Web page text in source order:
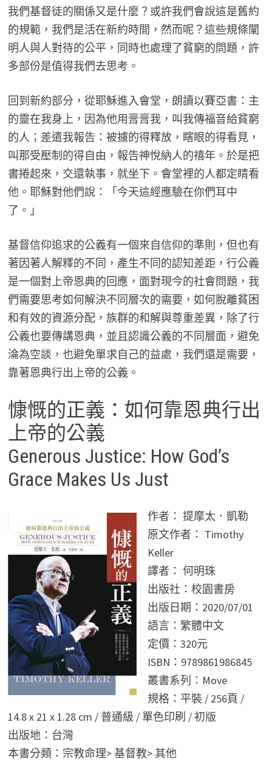
我們基督徒的關係又是什麼？或許我們會說這是舊約
的規範，我們是活在新約時間，然而呢？這些規條闡
明人與人對待的公平，同時也處理了貧窮的問題，許
多部份是值得我們去思考。
回到新約部分，從耶穌進入會堂，朗讀以賽亞書：主
的靈在我身上，因為他用膏膏我，叫我傳福音給貧窮
的人；差遣我報告：被擄的得釋放，瞎眼的得看見，
叫那受壓制的得自由，報告神悅納人的禧年。於是把
書捲起來，交還執事，就坐下。會堂裡的人都定睛看
他。耶穌對他們說：「今天這經應驗在你們耳中
了。」
基督信仰追求的公義有一個來自信仰的準則，但也有
著因著人解釋的不同，產生不同的認知差距，行公義
是一個對上帝恩典的回應，面對現今的社會問題，我
們需要思考如何解決不同層次的需要，如何脫離貧困
和有效的資源分配，族群的和解與尊重差異，除了行
公義也要傳講恩典，並且認識公義的不同層面，避免
淪為空談，也避免單求自己的益處，我們還是需要，
靠著恩典行出上帝的公義。
慷慨的正義：如何靠恩典行出
上帝的公義
Generous Justice: How God’s
Grace Makes Us Just
作者： 提摩太．凱勒
原文作者： Timothy
Keller
譯者： 何明珠
出版社：校園書房
出版日期：2020/07/01
語言：繁體中文
定價：320元
ISBN：9789861986845
叢書系列：Move
規格：平裝 / 256頁 /
14.8 x 21 x 1.28 cm / 普通級 / 單色印刷 / 初版
出版地：台灣
本書分類：宗教命理> 基督教> 其他